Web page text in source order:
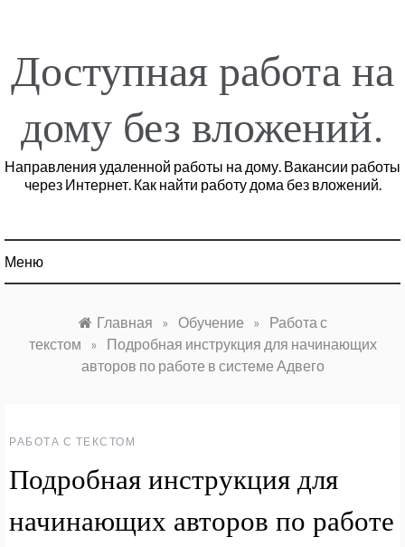
Доступная работа на
дому без вложений.
Направления удаленной работы на дому. Вакансии работы
через Интернет. Как найти работу дома без вложений.
Меню
Главная » Обучение »
Работа с
текстом
»
Подробная инструкция для начинающих
авторов по работе в системе Адвего
РАБОТА С ТЕКСТОМ
Подробная инструкция для
начинающих авторов по работе